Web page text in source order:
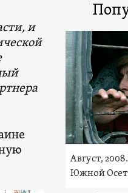
и
Август,
Южной